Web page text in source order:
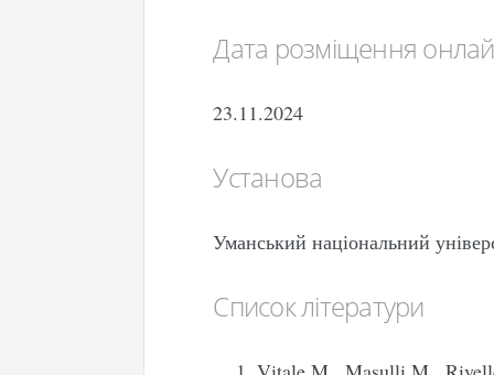
Дата розміщення
23.11.2024
Установа
Уманський національний
Список літератури